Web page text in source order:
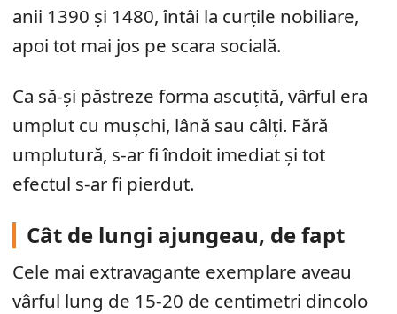
anii 1390 și 1480, întâi la curțile nobiliare,
apoi tot mai jos pe scara socială.
Ca să-și păstreze forma ascuțită, vârful era
umplut cu mușchi, lână sau câlți. Fără
umplutură, s-ar fi îndoit imediat și tot
efectul s-ar fi pierdut.
Cât de lungi ajungeau, de fapt
Cele mai extravagante exemplare aveau
vârful lung de 15-20 de centimetri dincolo